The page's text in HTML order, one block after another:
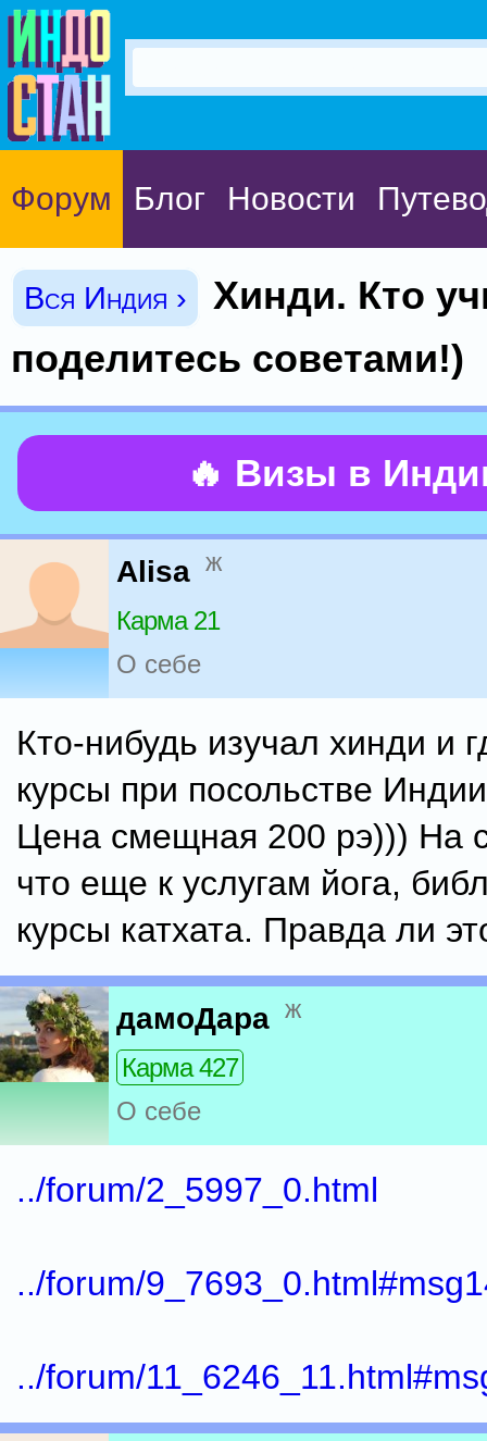
Форум Блог Новости
Вся Индия ›
Хинди. Кто
поделитесь советами!)
🔥 Визы в
Alisa ж
Карма 21
О себе
Кто-нибудь изучал хинди и
курсы при посольстве
Цена смещная 200 рэ))) На
что еще к услугам йога,
курсы катхата. Правда ли
дамоДара ж
Карма 427
О себе
../forum/2_5997_0.html
../forum/
../forum/